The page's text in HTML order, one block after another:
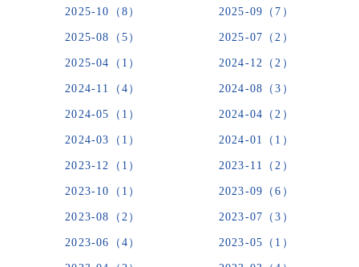
2025-10（8） 2025-09（7）
2025-08（5） 2025-07（2）
2025-04（1） 2024-12（2）
2024-11（4） 2024-08（3）
2024-05（1） 2024-04（2）
2024-03（1） 2024-01（1）
2023-12（1） 2023-11（2）
2023-10（1） 2023-09（6）
2023-08（2） 2023-07（3）
2023-06（4） 2023-05（1）